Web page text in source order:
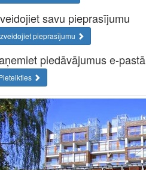
savu pieprasījumu
pieprasījumu
piedāvājumus e-pastā